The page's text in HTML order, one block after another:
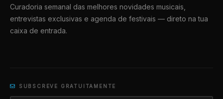
Curadoria semanal das melhores novidades musicais,
entrevistas exclusivas e agenda de festivais — direto na tua
caixa de entrada.
SUBSCREVE GRATUITAMENTE